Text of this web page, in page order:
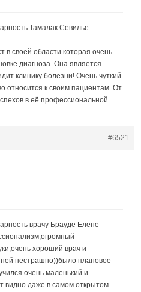
Тамалак Севилье
в своей области которая очень
диагноза. Она является
клинику болезни! Очень чуткий
относится к своим пациентам. От
в её профессиональной
#6521
врачу Брауде Елене
хороший врач и
ней нестрашно))было плановое
очень маленький и
видно даже в самом открытом